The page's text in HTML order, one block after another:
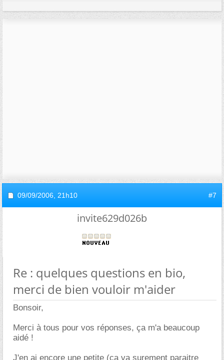
09/09/2006, 21h10 #7
invite629d026b
Re : quelques questions en bio,
merci de bien vouloir m'aider
Bonsoir,
Merci à tous pour vos réponses, ça m'a beaucoup
aidé !
J'en ai encore une petite (ça va surement paraitre